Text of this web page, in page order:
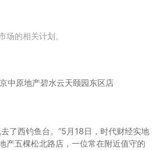
场的相关计划。
中原地产碧水云天颐园东区店
了西钓鱼台。”5月18日，时代财经实地
产五棵松北路店，一位常在附近值守的